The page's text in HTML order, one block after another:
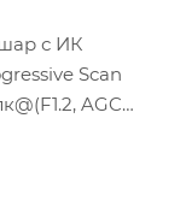
с ИК
Scan
AGC